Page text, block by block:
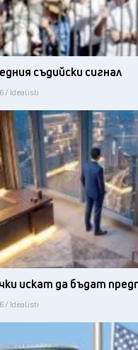
съдийски сигнал
/ Idealisti
искат да бъдат
/ Idealisti